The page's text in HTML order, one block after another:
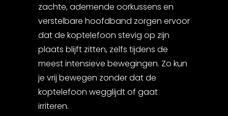
zachte, ademende oorkussens en
verstelbare hoofdband zorgen ervoor
dat de koptelefoon stevig op zijn
plaats blijft zitten, zelfs tijdens de
meest intensieve bewegingen. Zo kun
je vrij bewegen zonder dat de
koptelefoon wegglijdt of gaat
irriteren.